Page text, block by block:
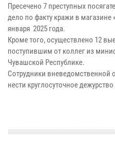
Пресечено 7 преступных
дело по факту кражи в магазине
января 2025 года.
Кроме того, осуществлено 12
поступившим от коллег из
Чувашской Республике.
Сотрудники вневедомственной
нести круглосуточное